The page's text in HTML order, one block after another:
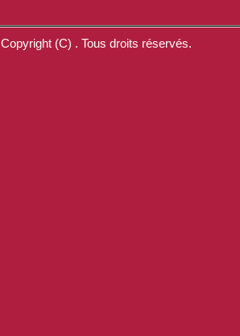
Copyright (C) . Tous droits réservés.